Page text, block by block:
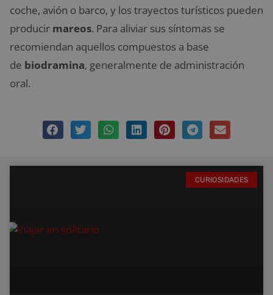
coche, avión o barco, y los trayectos turísticos pueden
producir mareos. Para aliviar sus síntomas se
recomiendan aquellos compuestos a base
de biodramina, generalmente de administración
oral.
CURIOSIDADES